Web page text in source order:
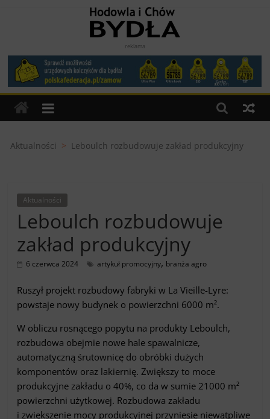
Hodowla
i
Chów
Bydła
dla
Hodowców
Bydła
reklama
Aktualności > Leboulch rozbudowuje zakład produkcyjny
Aktualności
Leboulch rozbudowuje
zakład produkcyjny
6 czerwca 2024 artykuł promocyjny, branża agro
Ruszył projekt rozbudowy fabryki w La Vieille-Lyre:
powstaje nowy budynek o powierzchni 6000 m².
W obliczu rosnącego popytu na produkty Leboulch,
rozbudowa obejmie nowe hale spawalnicze,
automatyczną śrutownicę do obróbki dużych
komponentów oraz lakiernię. Zwiększy to moce
produkcyjne zakładu o 40%, co da w sumie 21000 m²
powierzchni użytkowej. Rozbudowa zakładu
i zwiększenie mocy produkcyjnej przyniesie niewątpliwe